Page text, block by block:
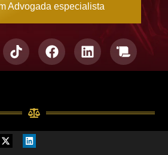
Advogada especialista